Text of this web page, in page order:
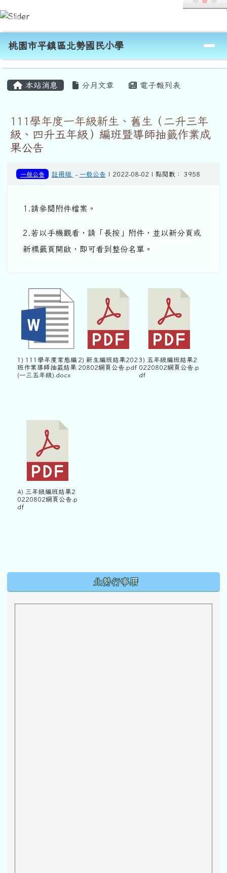
跳至主內容區
桃園市平鎮區北勢國民小學
導覽列
桃園市平鎮區北勢國民小學
本站消息 分月文章 電子報列表
111學年度一年級新生、舊生（二升三年
級、四升五年級）編班暨導師抽籤作業成
果公告
一般公告 註冊組 - 一般公告 | 2022-08-02 | 點閱數： 3958
1.請參閱附件檔案。
2.若以手機觀看，請「長按」附件，並以新分頁或
新標籤頁開啟，即可看到整份名單。
1) 111學年度常態編
班作業導師抽籤結果
(一三五年級).docx
2) 新生編班結果202
20802網頁公告.pdf
3) 五年級編班結果2
0220802網頁公告.p
df
4) 三年級編班結果2
0220802網頁公告.p
df
北勢行事曆